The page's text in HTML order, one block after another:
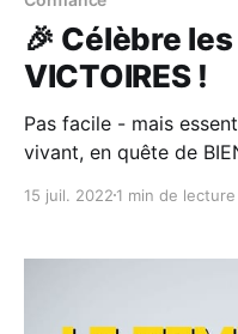
🎉 Célèbre
VICTOIRES !
Pas facile - mais
vivant, en quête de
petites victoires... 🎉
15 juil. 2022 1 min de lecture